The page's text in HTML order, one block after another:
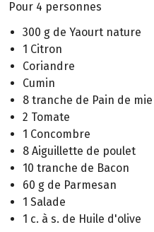
Pour 4 personnes
300 g de Yaourt nature
1 Citron
Coriandre
Cumin
8 tranche de Pain de mie
2 Tomate
1 Concombre
8 Aiguillette de poulet
10 tranche de Bacon
60 g de Parmesan
1 Salade
1 c. à s. de Huile d'olive